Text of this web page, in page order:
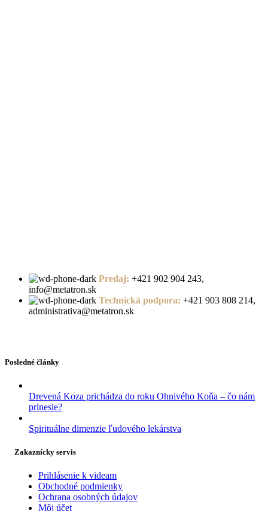
Predaj: +421 902 904 243,
info@metatron.sk
Technická podpora: +421 903 808 214,
administrativa@metatron.sk
Posledné články
Drevená Koza prichádza do roku Ohnivého Koňa – čo nám
prinesie?
Spirituálne dimenzie ľudového lekárstva
Zakaznícky servis
Prihlásenie k videam
Obchodné podmienky
Ochrana osobných údajov
Môj účet